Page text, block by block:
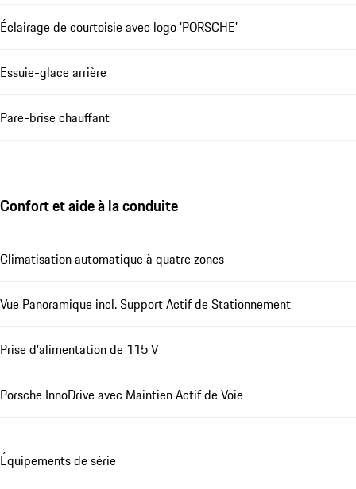
Éclairage de courtoisie avec logo 'PORSCHE'
Essuie-glace arrière
Pare-brise chauffant
Confort et aide à la conduite
Climatisation automatique à quatre zones
Vue Panoramique incl. Support Actif de Stationnement
Prise d'alimentation de 115 V
Porsche InnoDrive avec Maintien Actif de Voie
Équipements de série